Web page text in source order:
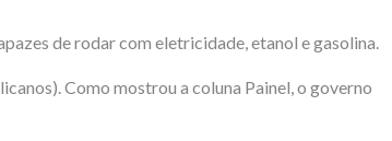
de rodar com eletricidade, etanol e gasolina.
Como mostrou a coluna Painel, o governo